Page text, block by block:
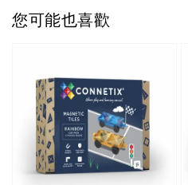
您可能也喜歡